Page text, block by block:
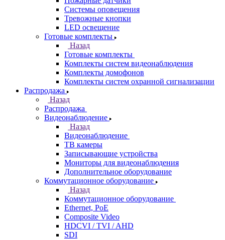
Системы оповещения
Тревожные кнопки
LED освещение
Готовые комплекты
Назад
Готовые комплекты
Комплекты систем видеонаблюдения
Комплекты домофонов
Комплекты систем охранной сигнализации
Распродажа
Назад
Распродажа
Видеонаблюдение
Назад
Видеонаблюдение
ТВ камеры
Записывающие устройства
Мониторы для видеонаблюдения
Дополнительное оборудование
Коммутационное оборудование
Назад
Коммутационное оборудование
Ethernet, PoE
Composite Video
HDCVI / TVI / AHD
SDI